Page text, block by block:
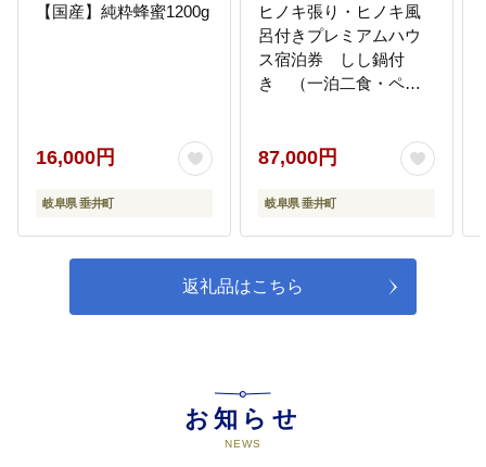
【国産】純粋蜂蜜1200g
16,000円
岐阜県 垂井町
ヒノキ張り・ヒノキ風
呂付きプレミアムハウ
ス宿泊券 しし鍋付
き （一泊二食・ペ
87,000円
岐阜県 垂井町
返礼品はこちら
お知らせ
NEWS